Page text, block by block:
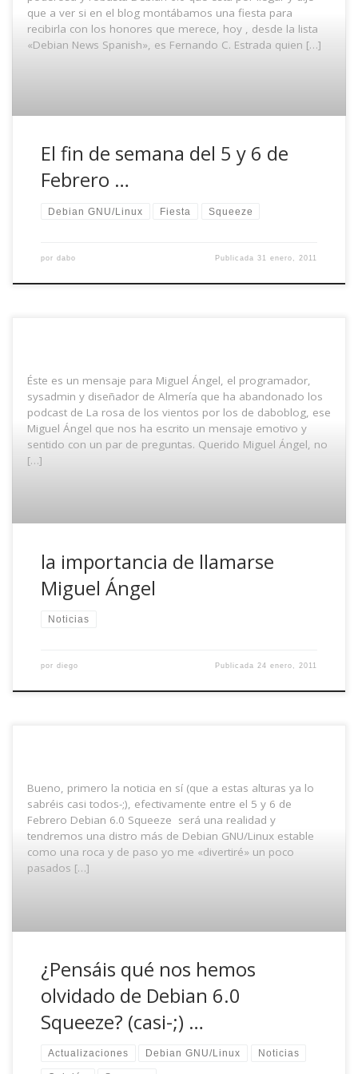
que a ver si en el blog montábamos una fiesta para
recibirla con los honores que merece, hoy , desde la lista
«Debian News Spanish», es Fernando C. Estrada quien […]
El fin de semana del 5 y 6 de
Febrero …
Debian GNU/Linux Fiesta Squeeze
por dabo Publicada31 enero, 2011
Éste es un mensaje para Miguel Ángel, el programador,
sysadmin y diseñador de Almería que ha abandonado los
podcast de La rosa de los vientos por los de daboblog, ese
Miguel Ángel que nos ha escrito un mensaje emotivo y
sentido con un par de preguntas. Querido Miguel Ángel, no
[…]
la importancia de llamarse
Miguel Ángel
Noticias
por diego Publicada24 enero, 2011
Bueno, primero la noticia en sí (que a estas alturas ya lo
sabréis casi todos-;), efectivamente entre el 5 y 6 de
Febrero Debian 6.0 Squeeze será una realidad y
tendremos una distro más de Debian GNU/Linux estable
como una roca y de paso yo me «divertiré» un poco
pasados […]
¿Pensáis qué nos hemos
olvidado de Debian 6.0
Squeeze? (casi-;) …
Actualizaciones Debian GNU/Linux Noticias